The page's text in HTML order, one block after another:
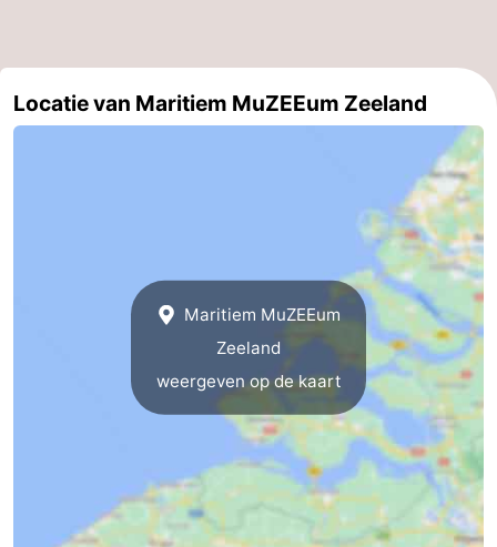
van
Veere
-
Vlissingen
Locatie van Maritiem MuZEEum Zeeland
Maritiem MuZEEum
Zeeland
weergeven op de kaart